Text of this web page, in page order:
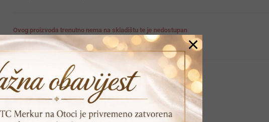
Ovog proizvoda trenutno nema na skladištu te je nedostupan
SKU: DSLB 7004A
Print Pošalji prijatelju
×